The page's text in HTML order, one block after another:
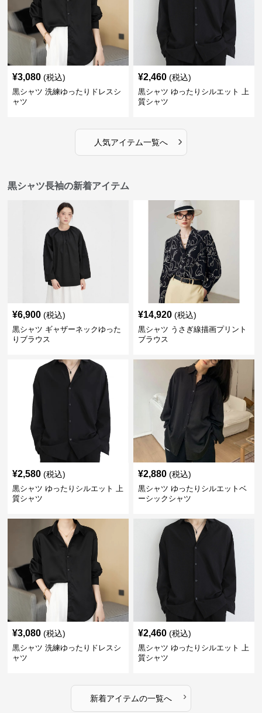
¥3,080 (税込)
黒シャツ 洗練ゆったりドレスシ
ャツ
¥2,460 (税込)
黒シャツ ゆったりシルエット 上
質シャツ
人気アイテム一覧へ ›
黒シャツ長袖の新着アイテム
¥6,900 (税込)
黒シャツ ギャザーネックゆった
りブラウス
¥14,920 (税込)
黒シャツ うさぎ線描画プリント
ブラウス
¥2,580 (税込)
黒シャツ ゆったりシルエット 上
質シャツ
¥2,880 (税込)
黒シャツ ゆったりシルエットベ
ーシックシャツ
¥3,080 (税込)
黒シャツ 洗練ゆったりドレスシ
ャツ
¥2,460 (税込)
黒シャツ ゆったりシルエット 上
質シャツ
新着アイテムの一覧へ ›